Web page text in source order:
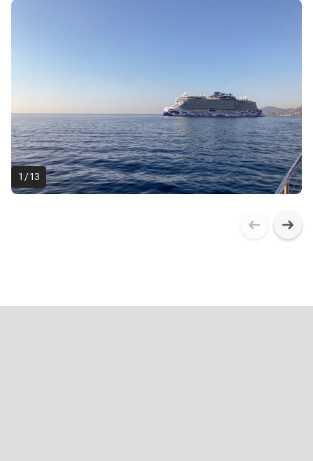
1 /13